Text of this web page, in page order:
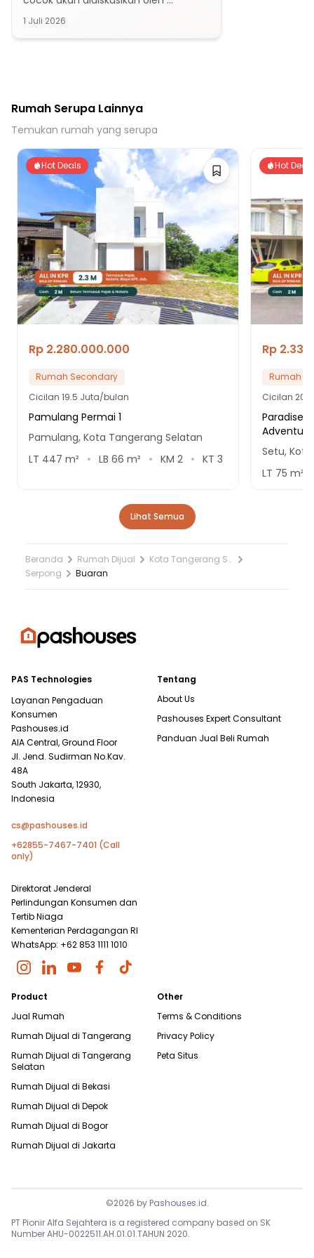
keluarga.
1 Juli 2026
Rumah Serupa Lainnya
Temukan rumah yang serupa
Hot Deals
Rp 2.280.000.000
Rumah Secondary
Cicilan 19.5 Juta/bulan
Pamulang Permai 1
Pamulang, Kota Tangerang Selatan
LT 447 m² LB 66 m² KM 2 KT 3
Hot Deals
Rp
Rumah
Cicilan 20
Paradise
Setu,
LT 75 m²
Lihat Semua
Beranda Rumah Dijual
Kota Tangerang Selatan
Serpong
Buaran
PAS Technologies
Layanan Pengaduan
Konsumen
Pashouses.id
AIA Central, Ground Floor
Jl. Jend. Sudirman No.Kav.
48A
South Jakarta, 12930,
Indonesia
cs@pashouses.id
+62855-7467-7401 (Call
only)
Direktorat Jenderal
Perlindungan Konsumen dan
Tertib Niaga
Kementerian Perdagangan RI
WhatsApp: +62 853 1111 1010
Tentang
About Us
Pashouses Expert Consultant
Panduan Jual Beli Rumah
Product
Jual Rumah
Rumah Dijual di Tangerang
Rumah Dijual di Tangerang
Selatan
Rumah Dijual di Bekasi
Rumah Dijual di Depok
Rumah Dijual di Bogor
Rumah Dijual di Jakarta
Other
Terms & Conditions
Privacy Policy
Peta Situs
©2026 by Pashouses.id.
PT Pionir Alfa Sejahtera is a registered company based on SK
Number AHU-0022511.AH.01.01.TAHUN 2020.